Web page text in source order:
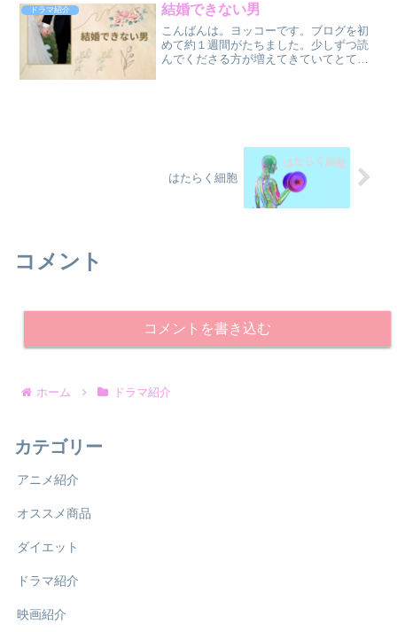
ドラマ紹介 結婚できない男
こんばんは。ヨッコーです。ブログを初
めて約１週間がたちました。少しずつ読
んでくださる方が増えてきていてとても
はたらく細胞
コメント
コメントを書き込む
ホーム ドラマ紹介
カテゴリー
アニメ紹介
オススメ商品
ダイエット
ドラマ紹介
映画紹介